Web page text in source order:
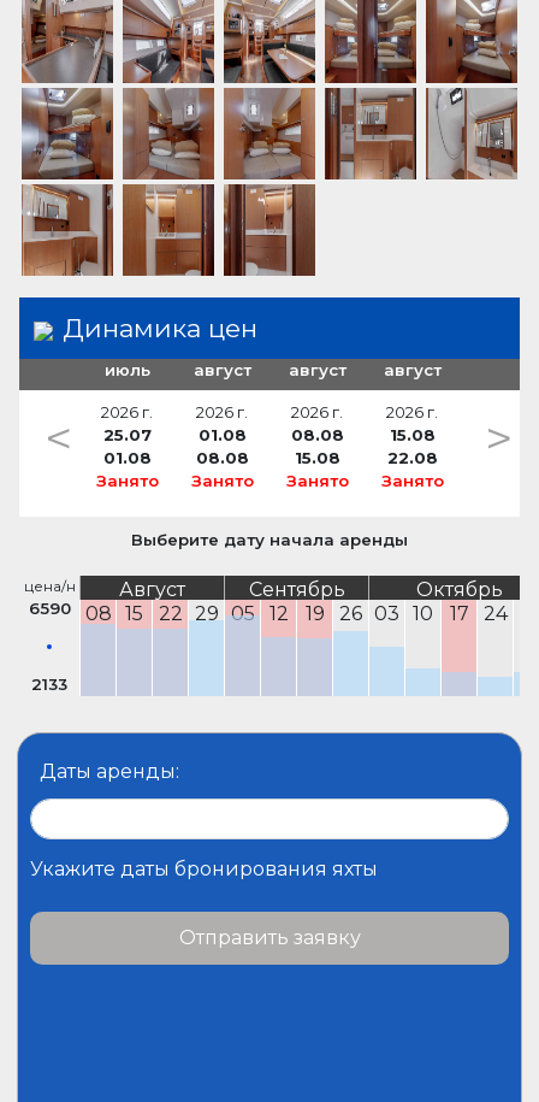
спасательный плот
ремни безопасности
Динамика цен
июль
2026 г.
25.07
01.08
Занято
август
2026 г.
01.08
08.08
Занято
август
2026 г.
08.08
15.08
Занято
август
2026 г.
15.08
22.08
Занято
< >
Выберите дату начала аренды
цена/н
6590
2133
Август Сентябрь
Октябрь
08
15 22 29 05 12 19 26 03 10 17 24
Даты аренды:
Укажите даты бронирования яхты
Отправить заявку